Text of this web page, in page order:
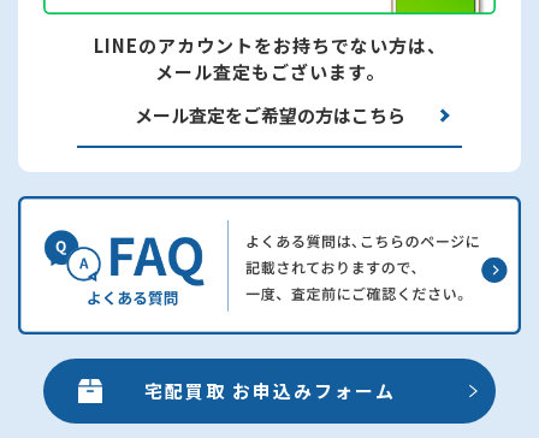
LINEのアカウントをお持ちでない方は、
メール査定もございます。
メール査定をご希望の方はこちら
宅配買取 お申込みフォーム